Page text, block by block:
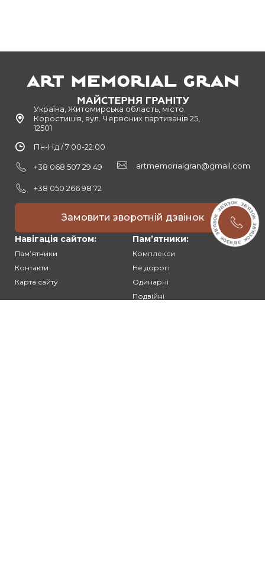
Україна, Житомирська область, місто
Коростишів, вул. Червоних партизанів 25,
12501
Пн-Нд / 7:00-22:00
+38 068 507 29 49
+38 050 266 98 72
artmemorialgran@gmail.com
Замовити зворотній дзвінок
Навігація сайтом:
Памʼятники
Контакти
Карта сайту
Памʼятники:
Комплекси
Не дорогі
Одинарні
Подвійні